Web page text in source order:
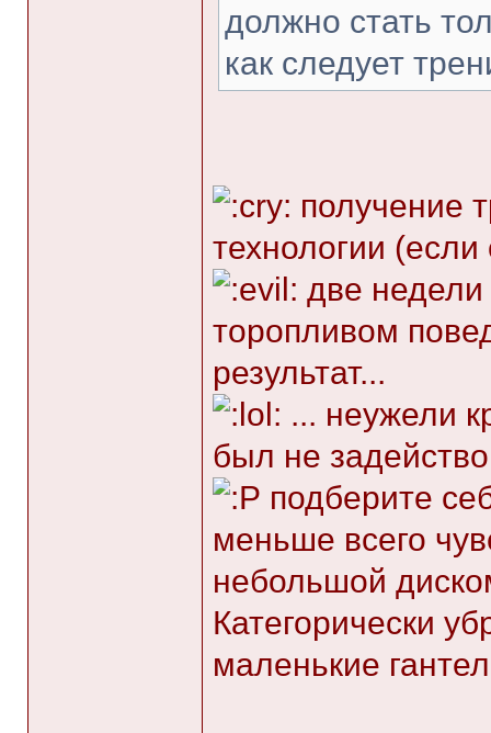
должно стать
как следует
получение
технологии
две
торопливом
результат...
... неужели
был не
подберите
меньше всего
небольшой
Категорически
маленькие